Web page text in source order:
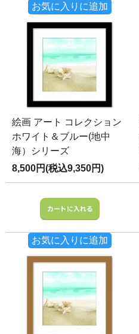
お気に入りに追加
絵画 アート コレクション
ホワイト＆ブルー(地中
海）シリーズ
8,500円(税込9,350円)
お気に入りに追加